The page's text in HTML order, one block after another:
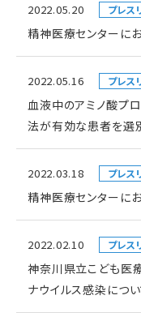
2022.05.20 プレス
精神医療センターに
2022.05.16 プレス
血液中のアミノ酸プ
法が有効な患者を選
2022.03.18 プレス
精神医療センターに
2022.02.10 プレス
神奈川県立こども医
ナウイルス感染につい